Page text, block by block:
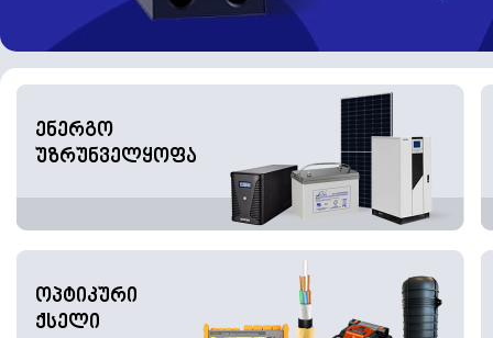
ენერგო
უზრუნველყოფა
ოპტიკური
ქსელი